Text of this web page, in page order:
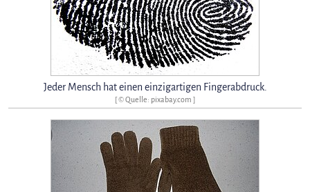
Jeder Mensch hat einen einzigartigen Fingerabdruck.
[ © Quelle: pixabay.com ]